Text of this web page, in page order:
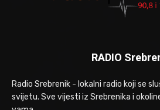
RADIO
Radio Srebrenik - lokalni radio koji se
svijetu. Sve vijesti iz Srebrenika i